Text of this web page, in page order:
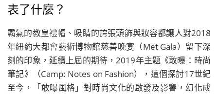
表了什麼？
霸氣的教皇禮帽、吸睛的誇張頭飾與妝容都讓人對2018
年紐約大都會藝術博物館慈善晚宴（Met Gala）留下深
刻的印象，延續上屆的期待，2019年主題《敢曝：時尚
筆記》（Camp: Notes on Fashion），這個探討17世紀
至今，「敢曝風格」對時尚文化的啟發及影響，幻化成